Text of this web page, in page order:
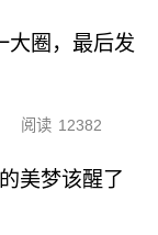
大圈，最后发
阅读 12382
美梦该醒了